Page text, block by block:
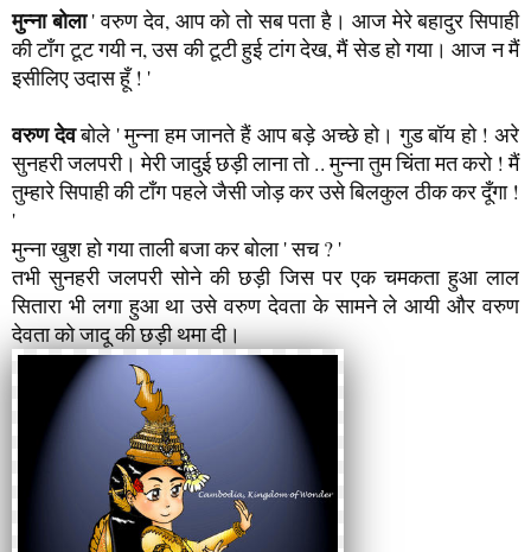
तभी सुनहरी जलपरी सोने की छड़ी जिस पर एक चमकता हुआ लाल
सितारा भी लगा हुआ था उसे वरुण देवता के सामने ले आयी और वरुण
देवता को जादू की छड़ी थमा दी।